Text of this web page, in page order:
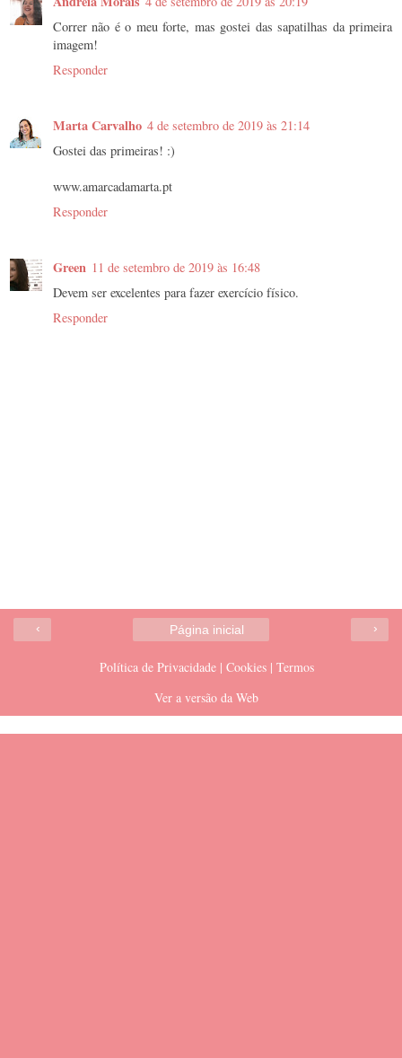
Correr não é o meu forte, mas gostei das sapatilhas da primeira
imagem!
Responder
Marta Carvalho 4 de setembro de 2019 às 21:14
Gostei das primeiras! :)
www.amarcadamarta.pt
Responder
Green 11 de setembro de 2019 às 16:48
Devem ser excelentes para fazer exercício físico.
Responder
‹ ›
Página inicial
Política de Privacidade | Cookies | Termos
Ver a versão da Web